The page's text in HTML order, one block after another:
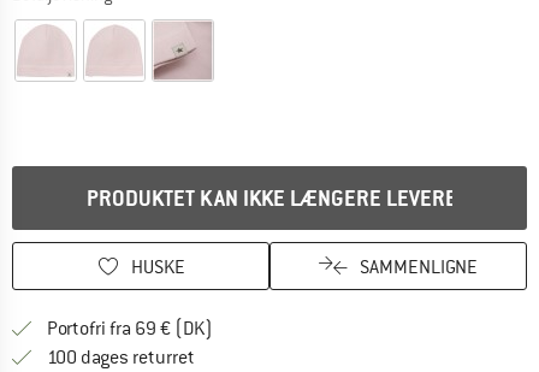
PRODUKTET KAN IKKE LÆNGERE LEVERES
HUSKE SAMMENLIGNE
Portofri fra 69 € (DK)
100 dages returret